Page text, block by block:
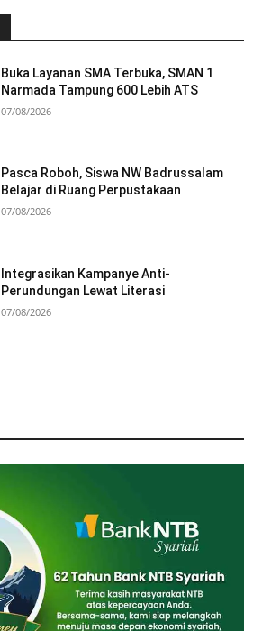
Buka Layanan SMA Terbuka, SMAN 1
Narmada Tampung 600 Lebih ATS
07/08/2026
Pasca Roboh, Siswa NW Badrussalam
Belajar di Ruang Perpustakaan
07/08/2026
Integrasikan Kampanye Anti-
Perundungan Lewat Literasi
07/08/2026